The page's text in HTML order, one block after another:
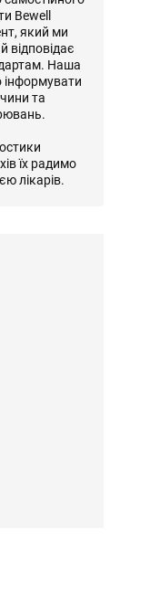
Bewell
який ми
відповідає
Наша
інформувати
та
їх радимо
лікарів.